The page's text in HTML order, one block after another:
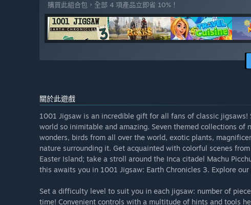
購買此組合包，全部 4 項產品立即省 10%！
關於此遊戲
1001 Jigsaw is an incredible gift for all fans of classic
world so inimitable and amazing. Seven themed collections
wonders, birds from all over the world, exotic plants,
nature surrounding it. Get acquainted with colorful scenes
Easter Island; take a stroll around the Inca citadel Machu
this awaits you in 1001 Jigsaw: Earth Chronicles 3. Explore
Set a difficulty level to suit you in each jigsaw: number of
time! Convenient controls with a multitude of hints and tools